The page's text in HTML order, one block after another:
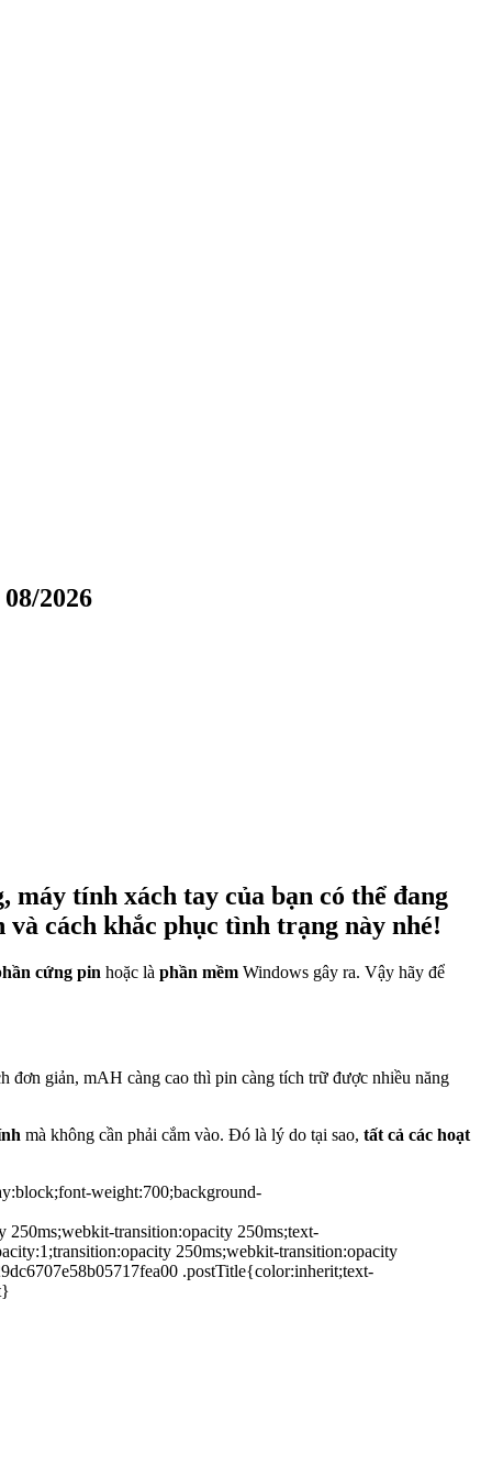
2026
tính xách tay của bạn có thể đang
cách khắc phục tình trạng này nhé!
cứng pin hoặc là phần mềm Windows gây ra. Vậy hãy để
đơn giản, mAH càng cao thì pin càng tích trữ được nhiều năng
mà không cần phải cắm vào. Đó là lý do tại sao, tất cả các hoạt
weight:700;background-
250ms;webkit-transition:opacity 250ms;text-
250ms;webkit-transition:opacity
.postTitle{color:inherit;text-